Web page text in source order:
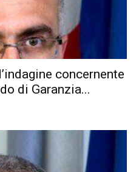
concernente
di Garanzia...